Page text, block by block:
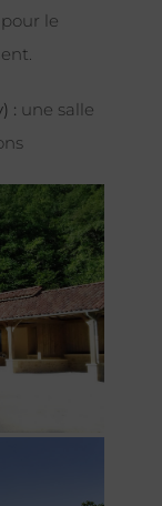
le
: une salle